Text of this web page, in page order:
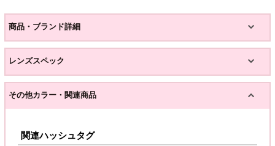
商品・ブランド詳細
レンズスペック
その他カラー・関連商品
関連ハッシュタグ